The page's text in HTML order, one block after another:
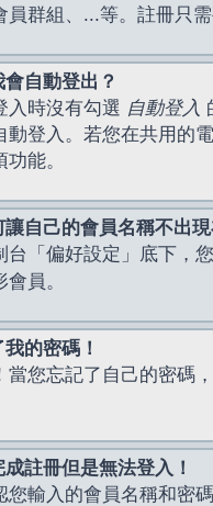
員群組、...等。註冊只
自動登出？
入時沒有勾選 自動登入
動登入。若您在共用的
能。
讓自己的會員名稱不出
台「偏好設定」底下，
員。
的密碼！
當您忘記了自己的密碼
註冊但是無法登入！
您輸入的會員名稱和密